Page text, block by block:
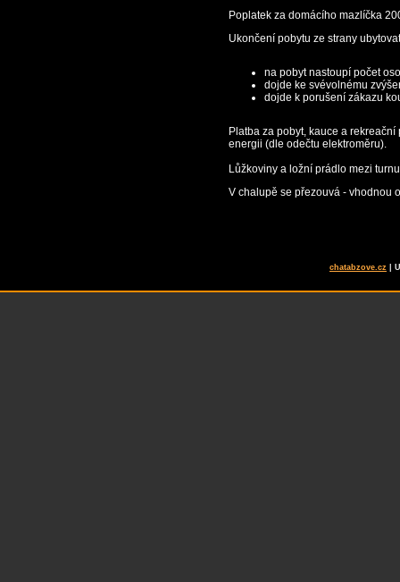
Poplatek za domácího mazlíčka
Ukončení pobytu ze strany
na pobyt nastoupí počet
dojde ke svévolnému
dojde k porušení zákazu
Platba za pobyt, kauce a
energii (dle odečtu elektroměru).
Lůžkoviny a ložní prádlo mezi
V chalupě se přezouvá - vhodnou
chatabzove.cz |